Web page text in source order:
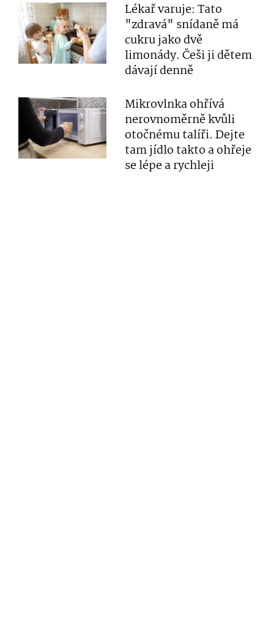
Lékař varuje: Tato
"zdravá" snídaně má
cukru jako dvě
limonády. Češi ji dětem
dávají denně
Mikrovlnka ohřívá
nerovnoměrně kvůli
otočnému talíři. Dejte
tam jídlo takto a ohřeje
se lépe a rychleji